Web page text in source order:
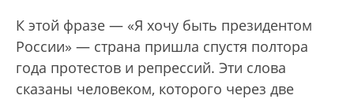
К этой фразе — «Я хочу быть президентом
России» — страна пришла спустя полтора
года протестов и репрессий. Эти слова
сказаны человеком, которого через две